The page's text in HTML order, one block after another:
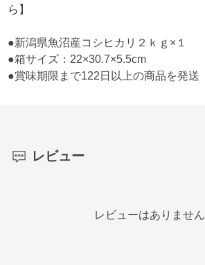
ら 】
●新潟県魚沼産コシヒカリ２ｋｇ×１
●箱サイズ：22×30.7×5.5cm
●賞味期限まで122日以上の商品を発送
レビュー
レビューはありません